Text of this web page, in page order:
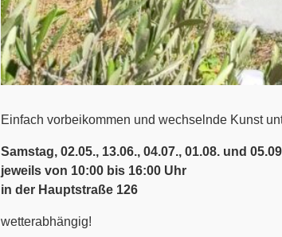
Einfach vorbeikommen und wechselnde Kunst
Samstag, 02.05., 13.06., 04.07., 01.08. und
jeweils von 10:00 bis 16:00 Uhr
in der Hauptstraße 126
wetterabhängig!